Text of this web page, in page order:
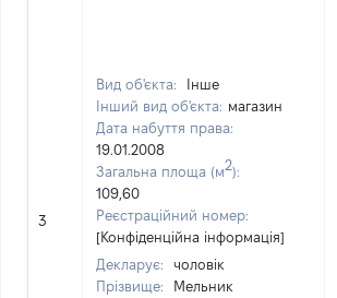
3
Вид об'єкта:
Інше
Інший вид об'єкта: магазин
Дата набуття права:
19.01.2008
Загальна площа (м2):
109,60
Реєстраційний номер:
[Конфіденційна інформація]
Декларує:
чоловік
Прізвище:
Мельник